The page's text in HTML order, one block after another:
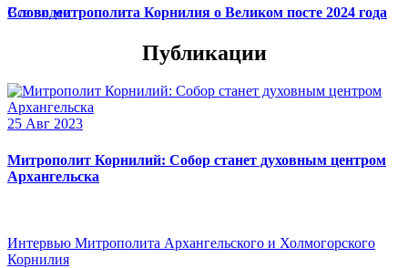
Слово митрополита Корнилия о Великом посте 2024 года
Все видео
Публикации
25 Авг 2023
Митрополит Корнилий: Собор станет духовным центром
Архангельска
Интервью Митрополита Архангельского и Холмогорского
Корнилия